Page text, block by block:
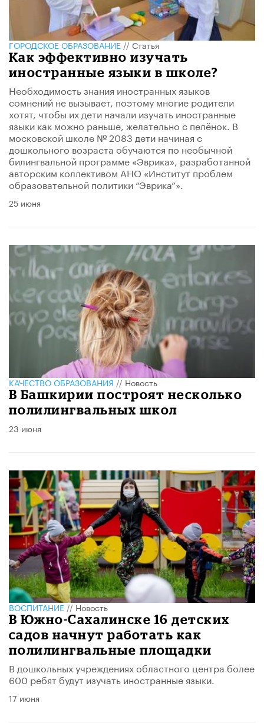
ГОРОДСКОЕ ОБРАЗОВАНИЕ//Статья
​Как эффективно изучать
иностранные языки в школе?
Необходимость знания иностранных языков
сомнений не вызывает, поэтому многие родители
хотят, чтобы их дети начали изучать иностранные
языки как можно раньше, желательно с пелёнок. В
московской школе № 2083 дети начиная с
дошкольного возраста обучаются по необычной
билингвальной программе «Эврика», разработанной
авторским коллективом АНО «Институт проблем
образовательной политики “Эврика”».
25 июня
КАЧЕСТВО ОБРАЗОВАНИЯ//Новость
В Башкирии построят несколько
полилингвальных школ
23 июня
ВОСПИТАНИЕ//Новость
В Южно-Сахалинске 16 детских
садов начнут работать как
полилингвальные площадки
В дошкольных учреждениях областного центра более
600 ребят будут изучать иностранные языки.
17 июня